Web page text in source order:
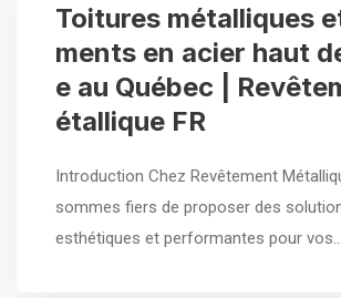
Toitures métalliques
ments en acier haut
e au Québec |
étallique FR
Introduction Chez Revêtement
sommes fiers de proposer des
esthétiques et performantes pour vos…